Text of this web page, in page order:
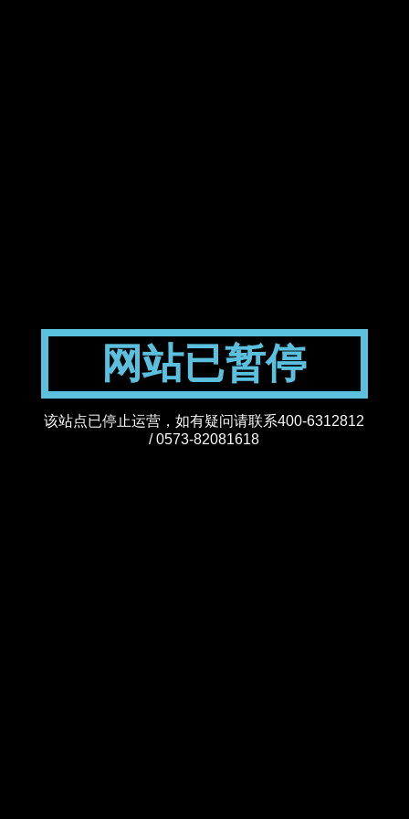
网站已暂停
该站点已停止运营，如有疑问请联系400-6312812
/ 0573-82081618